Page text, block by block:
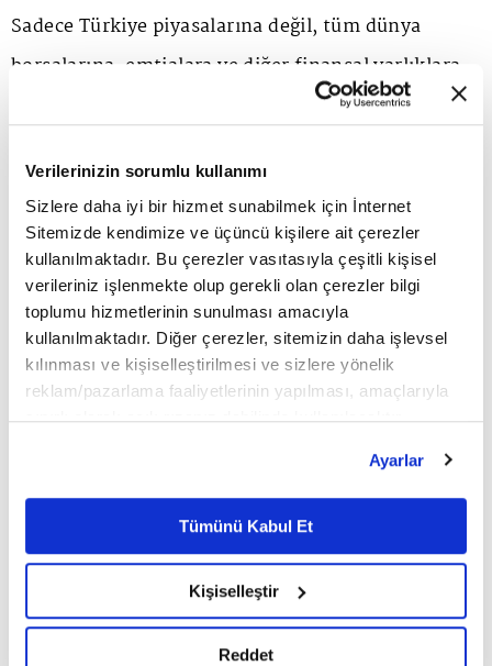
Verilerinizin sorumlu kullanımı
Sizlere daha iyi bir hizmet sunabilmek için İnternet
Sitemizde kendimize ve üçüncü kişilere ait çerezler
kullanılmaktadır. Bu çerezler vasıtasıyla çeşitli kişisel
verileriniz işlenmekte olup gerekli olan çerezler bilgi
toplumu hizmetlerinin sunulması amacıyla
kullanılmaktadır. Diğer çerezler, sitemizin daha işlevsel
kılınması ve kişiselleştirilmesi ve sizlere yönelik
reklam/pazarlama faaliyetlerinin yapılması, amaçlarıyla
sınırlı olarak açık rızanız dahilinde kullanılacaktır.
belirleyebilirsiniz. Çerezlere ilişkin detaylı bilgi için
Ayarlar butonuna tıklayabilir,Çerez Bilgilendirme
Metnimizi ziyaret edebilirsiniz.
6698 sayılı Kişisel Verilerin Korunması Kanunu uyarınca
okumak ve sitemizi ziyaretiniz kapsamında
gerçekleştirilen veri işleme faaliyetleri ile ilgili daha
detaylı bilgi almak için lütfentıklayınız.
Ayarlar
Tümünü Kabul Et
Kişiselleştir
Reddet
Sadece Türkiye piyasalarına değil, tüm dünya
borsalarına, emtialara ve diğer finansal varlıklara
olan ilginin arttığını görüyoruz. Bu noktada da
çözümlerimiz mevcut.
TradeAll UP'de futures, opsiyon ve uluslararası
hisse senedi piyasalarında 12 farklı borsada
işlemleri anlık olarak gerçekleştirebilecek bir yapı
mevcut. Mobil,webvemasaüstüçözümleriyle,
temel - teknik analiz desteğinin yanı sıra gelişmiş
grafik fonksiyonları sunarak yatırımcılara yurt dışı
piyasalara ilişkin işlemlerinde hız ve kolaylık
TradeAll FX platformumuz ise yatırımcıların
özellikle tercih ettiği gelişkin bir sistem olan Meta5